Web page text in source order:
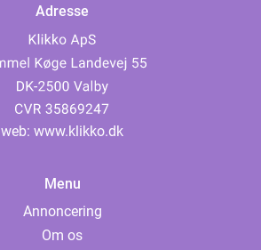
Adresse
web: www.klikko.dk
Menu
Annoncering
Om os